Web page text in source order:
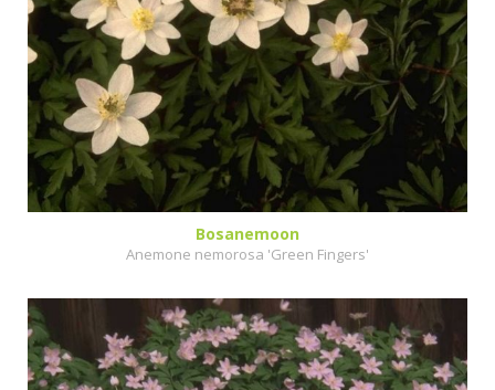
Bosanemoon
Anemone nemorosa 'Green Fingers'